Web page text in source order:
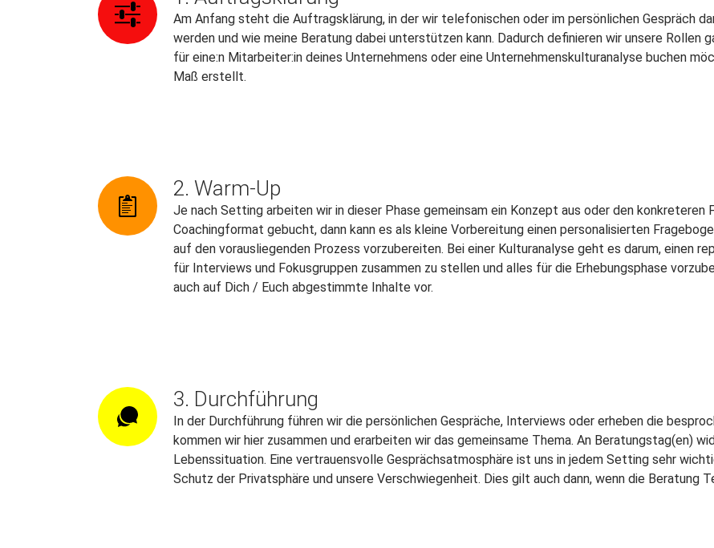
Am Anfang steht die Auftragsklärung, in der wir telefonischen oder im persönlichen Gespräch
werden und wie meine Beratung dabei unterstützen kann. Dadurch definieren wir unsere Rollen
für eine:n Mitarbeiter:in deines Unternehmens oder eine Unternehmenskulturanalyse buchen
Maß erstellt.
2. Warm-Up
Je nach Setting arbeiten wir in dieser Phase gemeinsam ein Konzept aus oder den konkreteren
Coachingformat gebucht, dann kann es als kleine Vorbereitung einen personalisierten
auf den vorausliegenden Prozess vorzubereiten. Bei einer Kulturanalyse geht es darum, einen
für Interviews und Fokusgruppen zusammen zu stellen und alles für die Erhebungsphase
auch auf Dich / Euch abgestimmte Inhalte vor.
3. Durchführung
In der Durchführung führen wir die persönlichen Gespräche, Interviews oder erheben die
kommen wir hier zusammen und erarbeiten wir das gemeinsame Thema. An Beratungstag(en)
Lebenssituation. Eine vertrauensvolle Gesprächsatmosphäre ist uns in jedem Setting sehr
Schutz der Privatsphäre und unsere Verschwiegenheit. Dies gilt auch dann, wenn die Beratung